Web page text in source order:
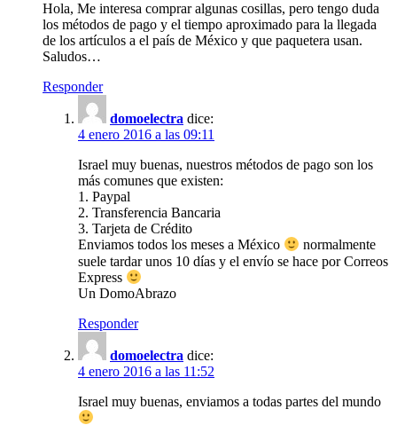
Hola, Me interesa comprar algunas cosillas, pero tengo duda
los métodos de pago y el tiempo aproximado para la llegada
de los artículos a el país de México y que paquetera usan.
Saludos…
Responder
domoelectra dice:
4 enero 2016 a las 09:11
Israel muy buenas, nuestros métodos de pago son los
más comunes que existen:
1. Paypal
2. Transferencia Bancaria
3. Tarjeta de Crédito
Enviamos todos los meses a México
normalmente
suele tardar unos 10 días y el envío se hace por Correos
Express
Un DomoAbrazo
Responder
domoelectra dice:
4 enero 2016 a las 11:52
Israel muy buenas, enviamos a todas partes del mundo